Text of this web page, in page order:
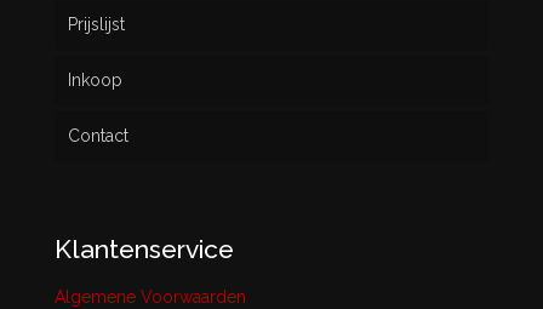
Prijslijst
Inkoop
Contact
Klantenservice
Algemene Voorwaarden